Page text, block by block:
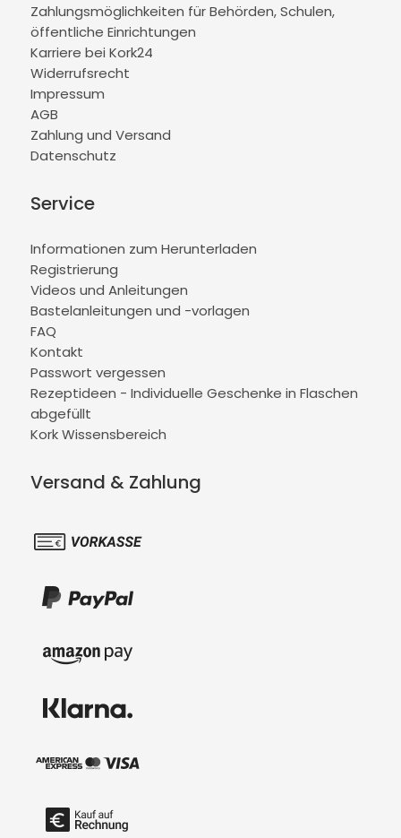
Zahlungsmöglichkeiten für Behörden, Schulen,
öffentliche Einrichtungen
Karriere bei Kork24
Widerrufsrecht
Impressum
AGB
Zahlung und Versand
Datenschutz
Service
Informationen zum Herunterladen
Registrierung
Videos und Anleitungen
Bastelanleitungen und -vorlagen
FAQ
Kontakt
Passwort vergessen
Rezeptideen - Individuelle Geschenke in Flaschen
abgefüllt
Kork Wissensbereich
Versand & Zahlung